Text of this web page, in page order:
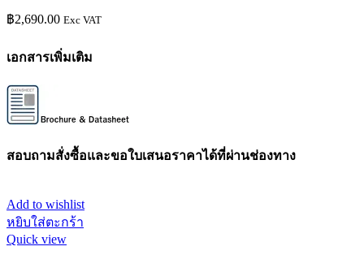
฿2,690.00 Exc VAT
เอกสารเพิ่มเติม
สอบถามสั่งซื้อและขอใบเสนอราคาได้ที่ผ่านช่องทาง
Add to wishlist
หยิบใส่ตะกร้า
Quick view